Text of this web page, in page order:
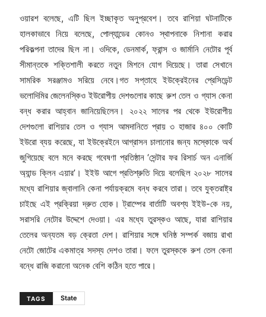
ওয়ারশ বলেছে, এটি ছিল ইচ্ছাকৃত অনুপ্রবেশ। তবে রাশিয়া ঘটনাটিকে
হালকাভাবে নিয়ে বলেছে, পোল্যান্ডের কোনও স্থাপনাকে নিশানা করার
পরিকল্পনা তাদের ছিল না। ওদিকে, ডেনমার্ক, ফ্রান্স ও জার্মানি নেটোর পূর্ব
সীমান্তকে শক্তিশালী করতে নতুন মিশনে যোগ দিয়েছে। তারা সেখানে
সামরিক সরঞ্জামও সরিয়ে নেবে।গত সপ্তাহে ইউক্রেইনের প্রেসিডেন্ট
ভলোদিমির জেলেনস্কিও ইউরোপীয় দেশগুলোর কাছে রুশ তেল ও গ্যাস কেনা
বন্ধ করার আহ্বান জানিয়েছিলেন। ২০২২ সালের পর থেকে ইউরোপীয়
দেশগুলো রাশিয়ার তেল ও গ্যাস আমদানিতে প্রায় ৩ হাজার ৪০০ কোটি
ইউরো ব্যয় করেছে, যা ইউক্রেইনে আগ্রাসন চালানোর জন্য মস্কোকে অর্থ
জুগিয়েছে বলে মনে করছে গবেষণা প্রতিষ্ঠান ‘সেন্টার ফর রিসার্চ অন এনার্জি
অ্যান্ড ক্লিন এয়ার’। ইইউ আগে প্রতিশ্রুতি দিয়ে বলেছিল ২০২৮ সালের
মধ্যে রাশিয়ার জ্বালানি কেনা পর্যায়ক্রমে বন্ধ করবে তারা। তবে যুক্তরাষ্ট্র
চাইছে এই প্রক্রিয়া দ্রুত হোক। ট্রাম্পের বার্তাটি অবশ্য ইইউ-কে নয়,
সরাসরি নেটোর উদ্দেশে দেওয়া। এর মধ্যে তুরস্কও আছে, যারা রাশিয়ার
তেলের অন্যতম বড় ক্রেতা দেশ। রাশিয়ার সঙ্গে ঘনিষ্ঠ সম্পর্ক বজায় রাখা
নেটো জোটের একমাত্র সদস্য দেশও তারা। ফলে তুরস্ককে রুশ তেল কেনা
বন্ধে রাজি করানো অনেক বেশি কঠিন হতে পারে।
TAGS State